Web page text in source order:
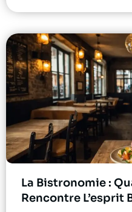
La Bistronomie :
Rencontre L’esprit